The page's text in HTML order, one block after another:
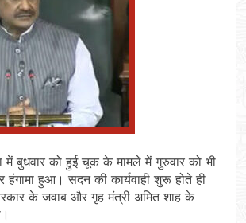
में बुधवार को हुई चूक के मामले में गुरुवार को भी
हुआ। सदन की कार्यवाही शुरू होते ही
के जवाब और गृह मंत्री अमित शाह के